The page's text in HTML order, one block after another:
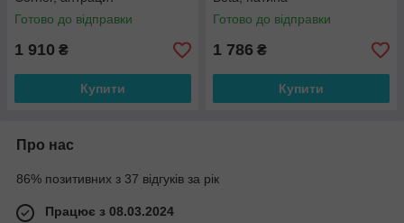
Готово до відправки
1 910 ₴
Купити
Готово до відправки
1 786 ₴
Купити
Про нас
86% позитивних з 37 відгуків за рік
Працює з 08.03.2024